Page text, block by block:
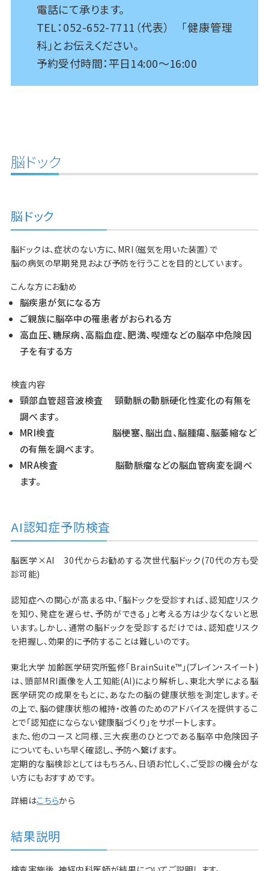
電話にて承ります。
TEL：052-652-7711（代表） 「健康管理
科」とお伝えください。
予約受付時間：平日14:00～16:00
脳ドック
脳ドック
脳ドックは、症状のない方に、MRI（磁気を用いた装置）で
脳の病気の早期発見および予防を行うことを目的としています。
こんな方にお勧め
脳疾患が気になる方
ご親族に脳卒中の罹患者がおられる方
高血圧、糖尿病、高脂血症、肥満、喫煙などの脳卒中危険因
子を有する方
検査内容
頸部血管超音波検査 頸動脈の動脈硬化性変化の有無を
調べます。
MRI検査 脳梗塞、脳出血、脳腫瘍、脳萎縮など
の有無を調べます。
MRA検査 脳動脈瘤などの脳血管病変を調べ
ます。
AI認知症予防検査
脳医学×AI 30代からお勧めする次世代脳ドック(70代の方も受
診可能)
認知症への関心が高まる中、「脳ドックを受診すれば、認知症リスク
を知り、発症を遅らせ、予防ができる」と考える方は少なくないと思
います。しかし、通常の脳ドックを受診するだけでは、認知症リスク
を把握し、効果的に予防することは難しいのです。
東北大学 加齢医学研究所監修「BrainSuite™」(ブレイン・スイート)
は、頭部MRI画像を人工知能(AI)により解析し、東北大学による脳
医学研究の成果をもとに、あなたの脳の健康状態を測定します。そ
の上で、脳の健康状態の維持・改善のためのアドバイスを提供するこ
とで「認知症にならない健康脳づくり」をサポートします。
また、他のコースと同様、三大疾患のひとつである脳卒中危険因子
についても、いち早く確認し、予防へ繋げます。
定期的な脳検診としてはもちろん、日頃お忙しく、ご受診の機会がな
い方にもおすすめです。
詳細はこちらから
結果説明